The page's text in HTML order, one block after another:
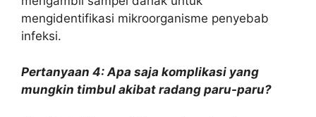
mengidentifikasi mikroorganisme penyebab
infeksi.
Pertanyaan 4: Apa saja komplikasi yang
mungkin timbul akibat radang paru-paru?